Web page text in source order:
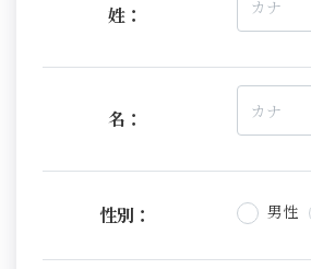
姓：
名：
性別： 男性